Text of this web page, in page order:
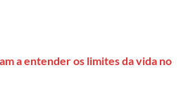
a entender os limites da vida no